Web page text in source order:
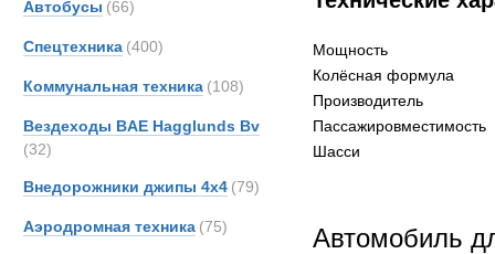
Автобусы (66)
Спецтехника (400)
Коммунальная техника (108)
Вездеходы BAE Hagglunds Bv
(32)
Внедорожники джипы 4х4 (79)
Аэродромная техника (75)
Мощность
Колёсная формула
Производитель
Пассажировместимость
Шасси
Автомобиль